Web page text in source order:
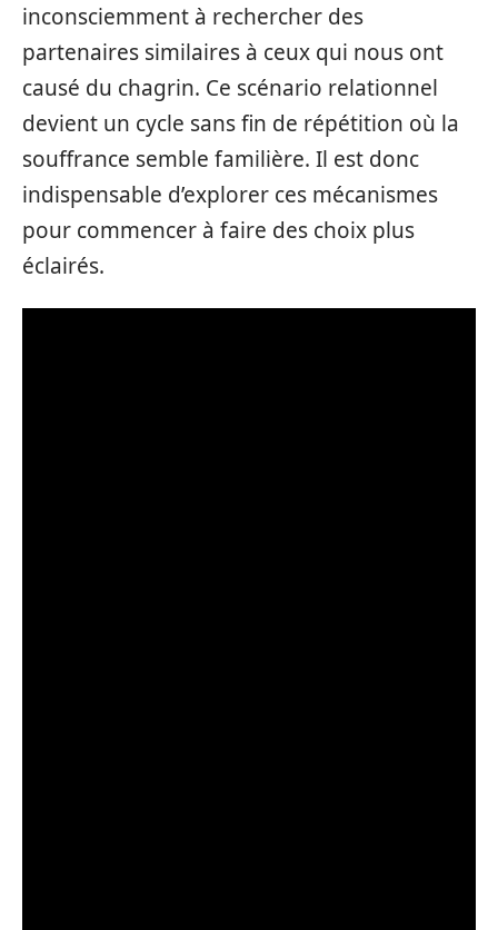
inconsciemment à rechercher des
partenaires similaires à ceux qui nous ont
causé du chagrin. Ce scénario relationnel
devient un cycle sans fin de répétition où la
souffrance semble familière. Il est donc
indispensable d’explorer ces mécanismes
pour commencer à faire des choix plus
éclairés.